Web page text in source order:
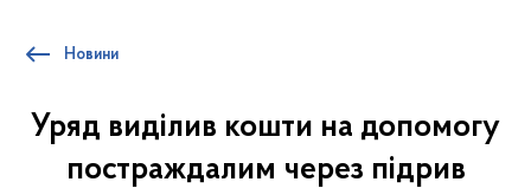
Новини
Уряд виділив кошти на допомогу
постраждалим через підрив